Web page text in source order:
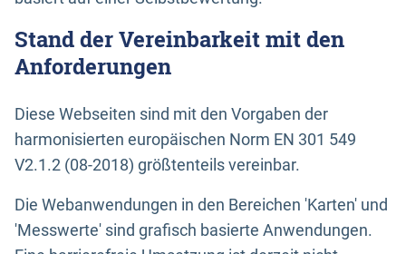
Stand der Vereinbarkeit mit den
Anforderungen
Diese Webseiten sind mit den Vorgaben der
harmonisierten europäischen Norm EN 301 549
V2.1.2 (08-2018) größtenteils vereinbar.
Die Webanwendungen in den Bereichen 'Karten' und
'Messwerte' sind grafisch basierte Anwendungen.